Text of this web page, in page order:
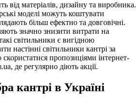
від матеріалів, дизайну та виробника.
моделі можуть коштувати
більш ефектно та довговічні.
значно знизити витрати на
світильники є вигідною
настінні світильники кантрі за
пропозиціями інтернет-
де регулярно діють акції.
кантрі в Україні